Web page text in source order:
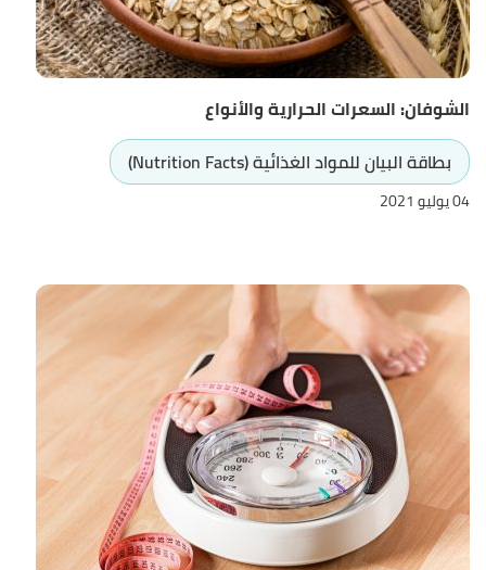
الشوفان: السعرات الحرارية والأنواع
بطاقة البيان للمواد الغذائية (Nutrition Facts)
04 يوليو 2021